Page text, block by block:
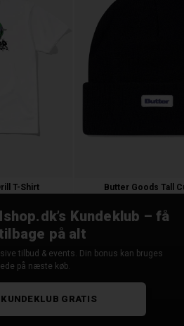
T-Shirt Butter Goods Tall
Kundeklub – få
på alt
tilbud & events. Din bonus kan bruges
på næste køb.
GRATIS